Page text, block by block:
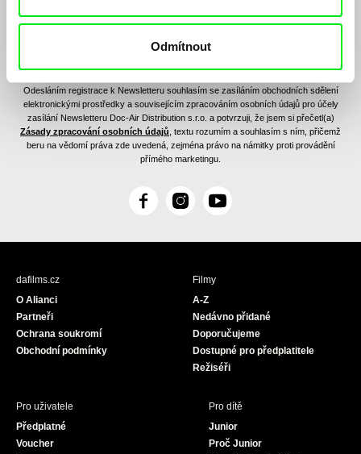
Odmítnout
Odesláním registrace k Newsletteru souhlasím se zasíláním obchodních sdělení
elektronickými prostředky a souvisejícím zpracováním osobních údajů pro účely
zasílání Newsletteru Doc-Air Distribution s.r.o. a potvrzuji, že jsem si přečetl(a)
Zásady zpracování osobních údajů , textu rozumím a souhlasím s ním, přičemž
beru na vědomí práva zde uvedená, zejména právo na námitky proti provádění
přímého marketingu.
F
c
I
s
Y
u
dafilms.cz
O Alianci
Partneři
Ochrana soukromí
Obchodní podmínky
Filmy
A-Z
Nedávno přidané
Doporučujeme
Dostupné pro předplatitele
Režiséři
Pro uživatele
Předplatné
Voucher
Pro dítě
Junior
Proč Junior